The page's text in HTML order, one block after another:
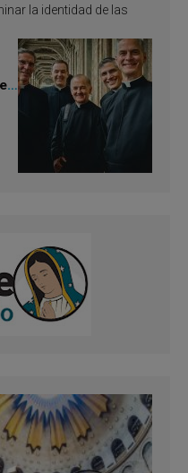
la identidad de las